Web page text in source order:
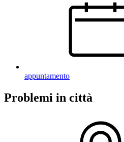
appuntamento
Problemi in città